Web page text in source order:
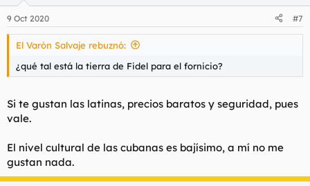
9 Oct 2020 #7
El Varón Salvaje rebuznó:
¿qué tal está la tierra de Fidel para el fornicio?
Si te gustan las latinas, precios baratos y seguridad, pues
vale.
El nivel cultural de las cubanas es bajísimo, a mí no me
gustan nada.